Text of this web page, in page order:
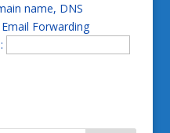
name, DNS
Forwarding